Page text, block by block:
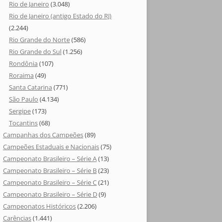
Rio de Janeiro (3.048)
Rio de Janeiro (antigo Estado do RJ)
(2.244)
Rio Grande do Norte(586)
Rio Grande do Sul(1.256)
Rondônia (107)
Roraima (49)
Santa Catarina (771)
São Paulo (4.134)
Sergipe(173)
Tocantins(68)
Campanhas dos Campeões(89)
Campeões Estaduais e Nacionais(75)
Campeonato Brasileiro – Série A(13)
Campeonato Brasileiro – Série B(23)
Campeonato Brasileiro – Série C(21)
Campeonato Brasileiro – Série D(9)
Campeonatos Históricos(2.206)
Carências(1.441)